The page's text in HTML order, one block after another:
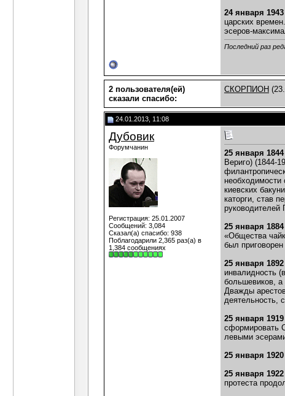
24 января 1943
царских
эсеров-
Последний раз
2 пользователя(ей)
сказали cпасибо:
СКОРПИОН
24.01.2013, 11:08
Дубовик
Форумчанин
Регистрация: 25.01.2007
Сообщений: 3,084
Сказал(а) спасибо: 938
Поблагодарили 2,365 раз(а) в
1,384 сообщениях
25 января 1844
Вериго) (1844-
киевских
каторги, став
25 января 1884
«Общества
был приговорен
25 января 1892
инвалидность
большевиков, а
Дважды
деятельность,
25 января 1919
сформировать
левыми
25 января 1920
25 января 1922
протеста